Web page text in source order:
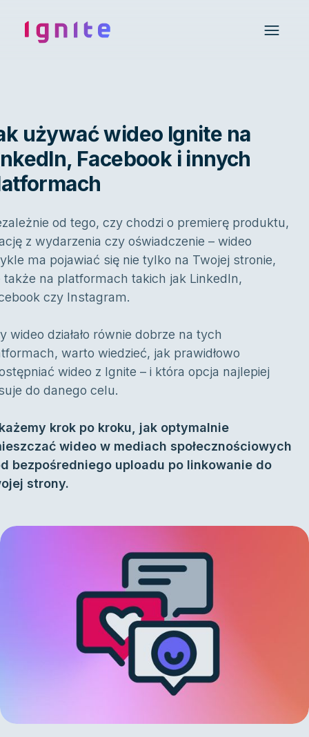
Ignite • Video Experience Cloud
Open
używać wideo Ignite na
Facebook i innych
od tego, czy chodzi o premierę produktu,
z wydarzenia czy oświadczenie – wideo
ma pojawiać się nie tylko na Twojej stronie,
także na platformach takich jak LinkedIn,
czy Instagram.
wideo działało równie dobrze na tych
warto wiedzieć, jak prawidłowo
wideo z Ignite – i która opcja najlepiej
do danego celu.
krok po kroku, jak optymalnie
wideo w mediach społecznościowych
bezpośredniego uploadu po linkowanie do
strony.